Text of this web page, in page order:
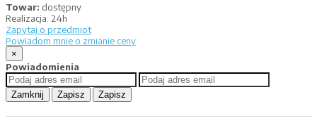
Towar: dostępny
Realizacja: 24h
Zapytaj o przedmiot
Powiadom mnie o zmianie ceny
×
Powiadomienia
Zamknij Zapisz Zapisz